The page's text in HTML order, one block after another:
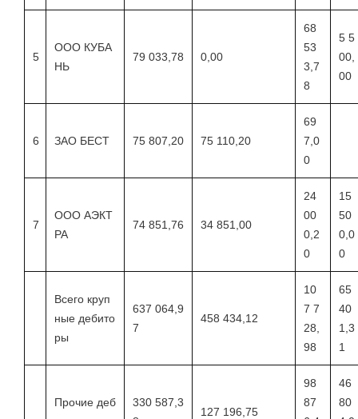
5
ООО КУБА
НЬ
79 033,78 0,00
68
53
3,7
8
5 5
00,
00
6 ЗАО БЕСТ 75 807,20 75 110,20
69
7,0
0
7
ООО АЭКТ
РА
74 851,76 34 851,00
24
00
0,2
0
15
50
0,0
0
Всего круп
ные дебито
ры
637 064,9
7
458 434,12
10
7 7
28,
98
65
40
1,3
1
Прочие деб
330 587,3
127 196,75
98
87
46
80